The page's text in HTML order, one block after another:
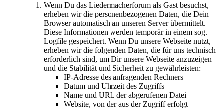
Wenn Du das Liedermacherforum als Gast besuchst,
erheben wir die personenbezogenen Daten, die Dein
Browser automatisch an unseren Server übermittelt.
Diese Informationen werden temporär in einem sog.
Logfile gespeichert. Wenn Du unsere Webseite nutzt,
erheben wir die folgenden Daten, die für uns technisch
erforderlich sind, um Dir unsere Webseite anzuzeigen
und die Stabilität und Sicherheit zu gewährleisten:
IP-Adresse des anfragenden Rechners
Datum und Uhrzeit des Zugriffs
Name und URL der abgerufenen Datei
Website, von der aus der Zugriff erfolgt